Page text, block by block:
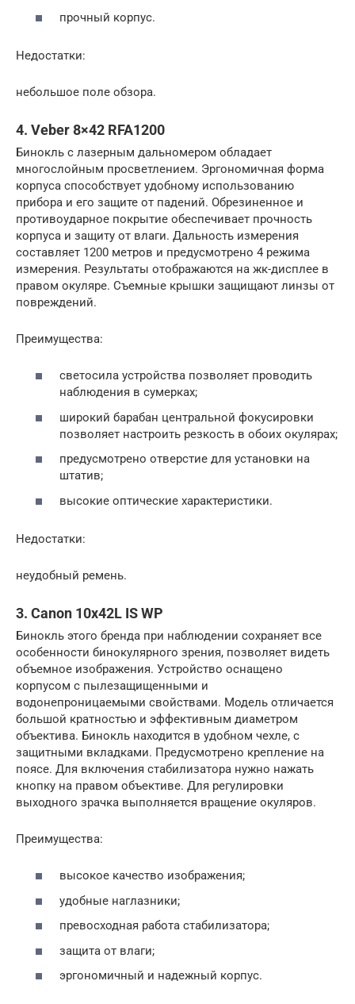
прочный корпус.
Недостатки:
небольшое поле обзора.
4. Veber 8×42 RFA1200
Бинокль с лазерным дальномером обладает
многослойным просветлением. Эргономичная форма
корпуса способствует удобному использованию
прибора и его защите от падений. Обрезиненное и
противоударное покрытие обеспечивает прочность
корпуса и защиту от влаги. Дальность измерения
составляет 1200 метров и предусмотрено 4 режима
измерения. Результаты отображаются на жк-дисплее в
правом окуляре. Съемные крышки защищают линзы от
повреждений.
Преимущества:
светосила устройства позволяет проводить
наблюдения в сумерках;
широкий барабан центральной фокусировки
позволяет настроить резкость в обоих окулярах;
предусмотрено отверстие для установки на
штатив;
высокие оптические характеристики.
Недостатки:
неудобный ремень.
3. Canon 10x42L IS WP
Бинокль этого бренда при наблюдении сохраняет все
особенности бинокулярного зрения, позволяет видеть
объемное изображения. Устройство оснащено
корпусом с пылезащищенными и
водонепроницаемыми свойствами. Модель отличается
большой кратностью и эффективным диаметром
объектива. Бинокль находится в удобном чехле, с
защитными вкладками. Предусмотрено крепление на
поясе. Для включения стабилизатора нужно нажать
кнопку на правом объективе. Для регулировки
выходного зрачка выполняется вращение окуляров.
Преимущества:
высокое качество изображения;
удобные наглазники;
превосходная работа стабилизатора;
защита от влаги;
эргономичный и надежный корпус.